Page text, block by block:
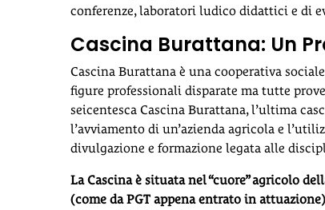
conferenze, laboratori ludico didattici e di
Cascina Burattana: Un
Cascina Burattana è una cooperativa
figure professionali disparate ma tutte
seicentesca Cascina Burattana, l’ultima
l’avviamento di un’azienda agricola e
divulgazione e formazione legata alle
La Cascina è situata nel “cuore” agricolo
(come da PGT appena entrato in